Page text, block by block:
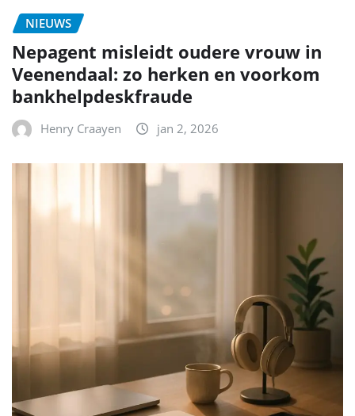
NIEUWS
Nepagent misleidt oudere vrouw in
Veenendaal: zo herken en voorkom
bankhelpdeskfraude
Henry Craayen jan 2, 2026